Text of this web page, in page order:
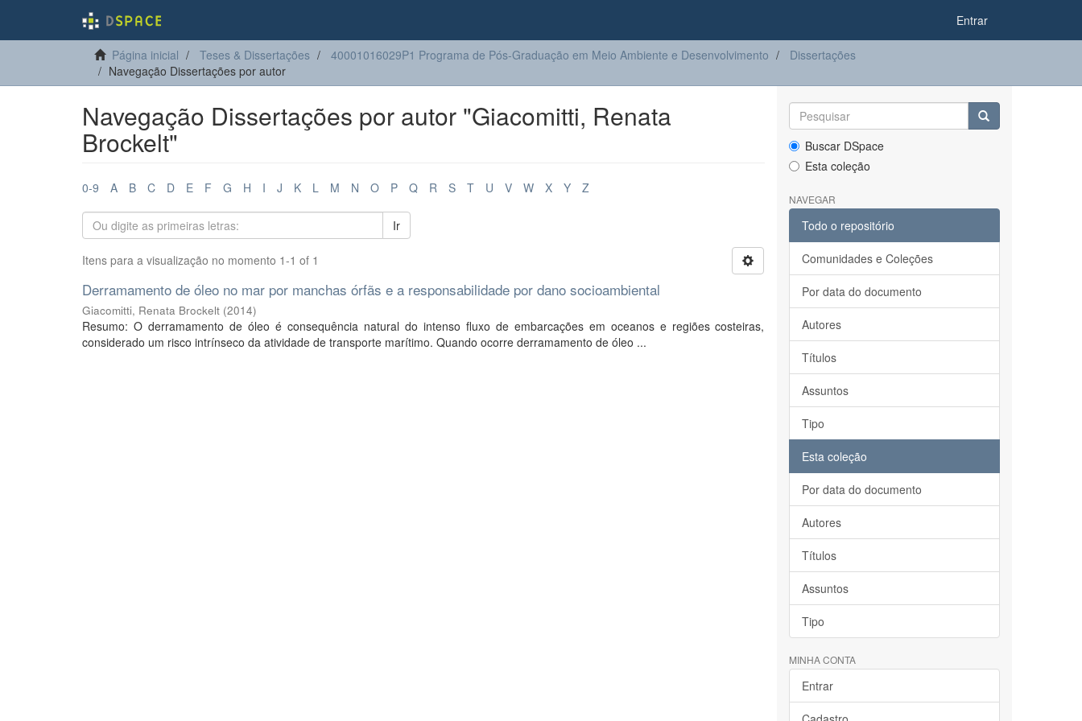
Entrar
Página inicial Teses & Dissertações 40001016029P1 Programa de Pós-Graduação em Meio Ambiente e Desenvolvimento
Dissertações
Navegação Dissertações por autor
Navegação Dissertações por autor "Giacomitti, Renata
Brockelt"
0-9 A B C D E F G H I J K L M N O P Q R S T U V W X Y Z
Ir
Itens para a visualização no momento 1-1 of 1
Derramamento de óleo no mar por manchas órfãs e a responsabilidade por dano socioambiental
Giacomitti, Renata Brockelt (2014)
Resumo: O derramamento de óleo é consequência natural do intenso fluxo de embarcações em oceanos e regiões costeiras,
considerado um risco intrínseco da atividade de transporte marítimo. Quando ocorre derramamento de óleo ...
Buscar DSpace
Esta coleção
NAVEGAR
Todo o repositório
Comunidades e Coleções
Por data do documento
Autores
Títulos
Assuntos
Tipo
Esta coleção
Por data do documento
Autores
Títulos
Assuntos
Tipo
MINHA CONTA
Entrar